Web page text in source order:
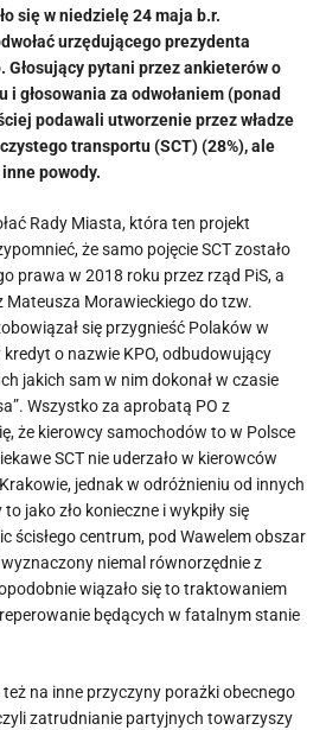
się w niedzielę 24 maja b.r.
urzędującego prezydenta
pytani przez ankieterów o
i głosowania za odwołaniem (ponad
podawali utworzenie przez władze
transportu (SCT) (28%), ale
inne powody.
Rady Miasta, która ten projekt
że samo pojęcie SCT zostało
prawa w 2018 roku przez rząd PiS, a
Mateusza Morawieckiego do tzw.
się przygnieść Polaków w
o nazwie KPO, odbudowujący
jakich sam w nim dokonał w czasie
Wszystko za aprobatą PO z
że kierowcy samochodów to w Polsce
SCT nie uderzało w kierowców
jednak w odróżnieniu od innych
jako zło konieczne i wykpiły się
ścisłego centrum, pod Wawelem obszar
niemal równorzędnie z
wiązało się to traktowaniem
będących w fatalnym stanie
na inne przyczyny porażki obecnego
zatrudnianie partyjnych towarzyszy